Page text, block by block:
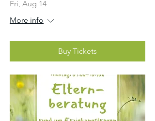
Fri, Aug 14
More info
Buy Tickets